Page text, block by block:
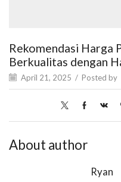
Rekomendasi Harga
Berkualitas dengan
April 21, 2025 / Posted by
About author
Ryan